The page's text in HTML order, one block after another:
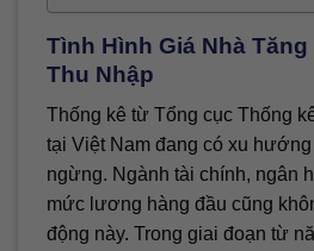
Tình Hình Giá Nhà
Thu Nhập
Thống kê từ Tổng cục Thống
tại Việt Nam đang có xu
ngừng. Ngành tài chính, ngân
mức lương hàng đầu cũng
động này. Trong giai đoạn từ